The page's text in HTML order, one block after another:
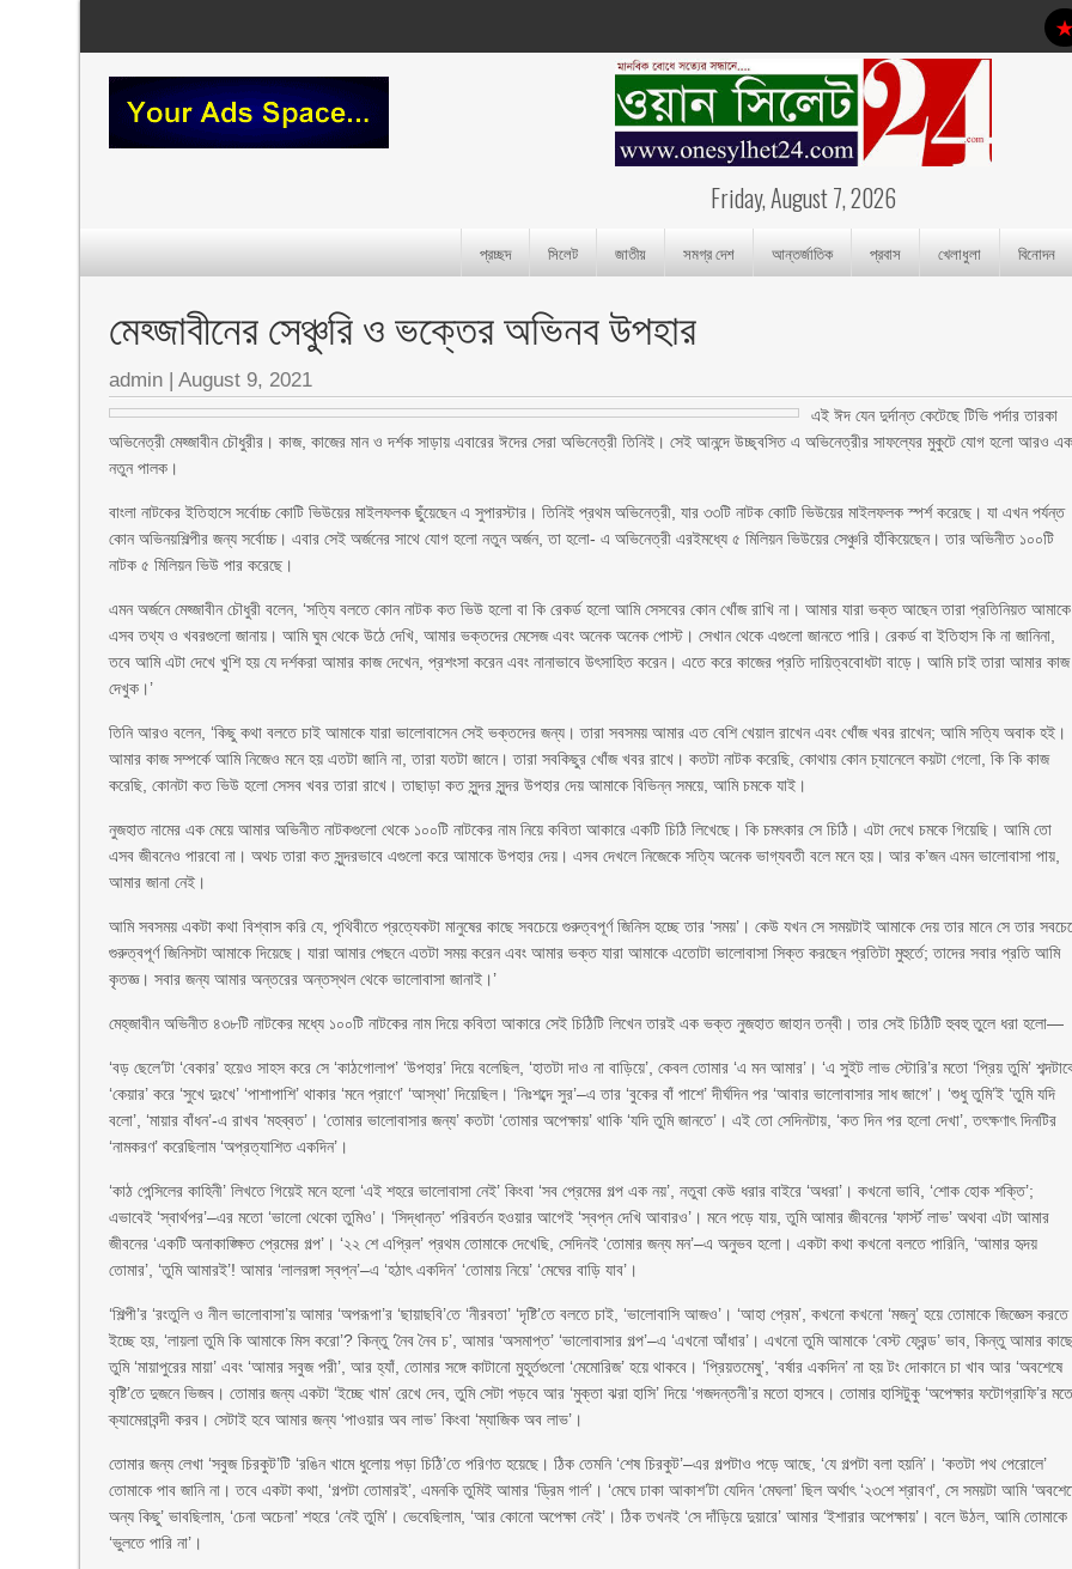
Friday, August 7, 2026
প্রচ্ছদ সিলেট জাতীয় সমগ্র দেশ আন্তর্জাতিক প্রবাস খেলাধুলা বিনোদন
মেহ্জাবীনের সেঞ্চুরি ও ভক্তের অভিনব উপহার
admin |August 9, 2021
এই ঈদ যেন দুর্দান্ত কেটেছে টিভি পর্দার তারকা
অভিনেত্রী মেহ্জাবীন চৌধুরীর। কাজ, কাজের মান ও দর্শক সাড়ায় এবারের ঈদের সেরা অভিনেত্রী তিনিই। সেই আনন্দে উচ্ছ্বসিত এ অভিনেত্রীর সাফল্যের মুকুটে যোগ হলো আরও
নতুন পালক।
বাংলা নাটকের ইতিহাসে সর্বোচ্চ কোটি ভিউয়ের মাইলফলক ছুঁয়েছেন এ সুপারস্টার। তিনিই প্রথম অভিনেত্রী, যার ৩৩টি নাটক কোটি ভিউয়ের মাইলফলক স্পর্শ করেছে। যা এখন পর্যন্ত
কোন অভিনয়শিল্পীর জন্য সর্বোচ্চ। এবার সেই অর্জনের সাথে যোগ হলো নতুন অর্জন, তা হলো- এ অভিনেত্রী এরইমধ্যে ৫ মিলিয়ন ভিউয়ের সেঞ্চুরি হাঁকিয়েছেন। তার অভিনীত ১০০টি
নাটক ৫ মিলিয়ন ভিউ পার করেছে।
এমন অর্জনে মেহ্জাবীন চৌধুরী বলেন, ‘সত্যি বলতে কোন নাটক কত ভিউ হলো বা কি রেকর্ড হলো আমি সেসবের কোন খোঁজ রাখি না। আমার যারা ভক্ত আছেন তারা প্রতিনিয়ত আমাকে
এসব তথ্য ও খবরগুলো জানায়। আমি ঘুম থেকে উঠে দেখি, আমার ভক্তদের মেসেজ এবং অনেক অনেক পোস্ট। সেখান থেকে এগুলো জানতে পারি। রেকর্ড বা ইতিহাস কি না জানিনা,
তবে আমি এটা দেখে খুশি হয় যে দর্শকরা আমার কাজ দেখেন, প্রশংসা করেন এবং নানাভাবে উৎসাহিত করেন। এতে করে কাজের প্রতি দায়িত্ববোধটা বাড়ে। আমি চাই তারা আমার কাজ
দেখুক।’
তিনি আরও বলেন, ‘কিছু কথা বলতে চাই আমাকে যারা ভালোবাসেন সেই ভক্তদের জন্য। তারা সবসময় আমার এত বেশি খেয়াল রাখেন এবং খোঁজ খবর রাখেন; আমি সত্যি অবাক হই।
আমার কাজ সম্পর্কে আমি নিজেও মনে হয় এতটা জানি না, তারা যতটা জানে। তারা সবকিছুর খোঁজ খবর রাখে। কতটা নাটক করেছি, কোথায় কোন চ্যানেলে কয়টা গেলো, কি কি কাজ
করেছি, কোনটা কত ভিউ হলো সেসব খবর তারা রাখে। তাছাড়া কত সুন্দর সুন্দর উপহার দেয় আমাকে বিভিন্ন সময়ে, আমি চমকে যাই।
নুজহাত নামের এক মেয়ে আমার অভিনীত নাটকগুলো থেকে ১০০টি নাটকের নাম নিয়ে কবিতা আকারে একটি চিঠি লিখেছে। কি চমৎকার সে চিঠি। এটা দেখে চমকে গিয়েছি। আমি তো
এসব জীবনেও পারবো না। অথচ তারা কত সুন্দরভাবে এগুলো করে আমাকে উপহার দেয়। এসব দেখলে নিজেকে সত্যি অনেক ভাগ্যবতী বলে মনে হয়। আর ক’জন এমন ভালোবাসা পায়,
আমার জানা নেই।
আমি সবসময় একটা কথা বিশ্বাস করি যে, পৃথিবীতে প্রত্যেকটা মানুষের কাছে সবচেয়ে গুরুত্বপূর্ণ জিনিস হচ্ছে তার ‘সময়’। কেউ যখন সে সময়টাই আমাকে দেয় তার মানে সে তার
গুরুত্বপূর্ণ জিনিসটা আমাকে দিয়েছে। যারা আমার পেছনে এতটা সময় করেন এবং আমার ভক্ত যারা আমাকে এতোটা ভালোবাসা সিক্ত করছেন প্রতিটা মুহুর্তে; তাদের সবার প্রতি আমি
কৃতজ্ঞ। সবার জন্য আমার অন্তরের অন্তস্থল থেকে ভালোবাসা জানাই।’
মেহ্‌জাবীন অভিনীত ৪৩৮টি নাটকের মধ্যে ১০০টি নাটকের নাম দিয়ে কবিতা আকারে সেই চিঠিটি লিখেন তারই এক ভক্ত নুজহাত জাহান তন্বী। তার সেই চিঠিটি হুবহু তুলে ধরা হলো—
‘বড় ছেলে’টা ‘বেকার’ হয়েও সাহস করে সে ‘কাঠগোলাপ’ ‘উপহার’ দিয়ে বলেছিল, ‘হাতটা দাও না বাড়িয়ে’, কেবল তোমার ‘এ মন আমার’। ‘এ সুইট লাভ স্টোরি’র মতো ‘প্রিয় তুমি’
‘কেয়ার’ করে ‘সুখে দুঃখে’ ‘পাশাপাশি’ থাকার ‘মনে প্রাণে’ ‘আস্থা’ দিয়েছিল। ‘নিঃশব্দে সুর’–এ তার ‘বুকের বাঁ পাশে’ দীর্ঘদিন পর ‘আবার ভালোবাসার সাধ জাগে’। ‘শুধু তুমি’ই ‘তুমি যদি
বলো’, ‘মায়ার বাঁধন’-এ রাখব ‘মহব্বত’। ‘তোমার ভালোবাসার জন্য’ কতটা ‘তোমার অপেক্ষায়’ থাকি ‘যদি তুমি জানতে’। এই তো সেদিনটায়, ‘কত দিন পর হলো দেখা’, তৎক্ষণাৎ দিনটির
‘নামকরণ’ করেছিলাম ‘অপ্রত্যাশিত একদিন’।
‘কাঠ পেন্সিলের কাহিনী’ লিখতে গিয়েই মনে হলো ‘এই শহরে ভালোবাসা নেই’ কিংবা ‘সব প্রেমের গল্প এক নয়’, নতুবা কেউ ধরার বাইরে ‘অধরা’। কখনো ভাবি, ‘শোক হোক শক্তি’;
এভাবেই ‘স্বার্থপর’–এর মতো ‘ভালো থেকো তুমিও’। ‘সিদ্ধান্ত’ পরিবর্তন হওয়ার আগেই ‘স্বপ্ন দেখি আবারও’। মনে পড়ে যায়, তুমি আমার জীবনের ‘ফার্স্ট লাভ’ অথবা এটা আমার
জীবনের ‘একটি অনাকাঙ্ক্ষিত প্রেমের গল্প’। ‘২২ শে এপ্রিল’ প্রথম তোমাকে দেখেছি, সেদিনই ‘তোমার জন্য মন’–এ অনুভব হলো। একটা কথা কখনো বলতে পারিনি, ‘আমার হৃদয়
তোমার’, ‘তুমি আমারই’! আমার ‘লালরঙ্গা স্বপ্ন’–এ ‘হঠাৎ একদিন’ ‘তোমায় নিয়ে’ ‘মেঘের বাড়ি যাব’।
‘শিল্পী’র ‘রংতুলি ও নীল ভালোবাসা’য় আমার ‘অপরূপা’র ‘ছায়াছবি’তে ‘নীরবতা’ ‘দৃষ্টি’তে বলতে চাই, ‘ভালোবাসি আজও’। ‘আহা প্রেম’, কখনো কখনো ‘মজনু’ হয়ে তোমাকে জিজ্ঞেস করতে
ইচ্ছে হয়, ‘লায়লা তুমি কি আমাকে মিস করো’? কিন্তু ‘নৈব নৈব চ’, আমার ‘অসমাপ্ত’ ‘ভালোবাসার গল্প’–এ ‘এখনো আঁধার’। এখনো তুমি আমাকে ‘বেস্ট ফ্রেন্ড’ ভাব, কিন্তু আমার
তুমি ‘মায়াপুরের মায়া’ এবং ‘আমার সবুজ পরী’, আর হ্যাঁ, তোমার সঙ্গে কাটানো মুহূর্তগুলো ‘মেমোরিজ’ হয়ে থাকবে। ‘প্রিয়তমেষু’, ‘বর্ষার একদিন’ না হয় টং দোকানে চা খাব আর ‘অবশেষে
বৃষ্টি’তে দুজনে ভিজব। তোমার জন্য একটা ‘ইচ্ছে খাম’ রেখে দেব, তুমি সেটা পড়বে আর ‘মুক্তা ঝরা হাসি’ দিয়ে ‘গজদন্তনী’র মতো হাসবে। তোমার হাসিটুকু ‘অপেক্ষার ফটোগ্রাফি’র
ক্যামেরাবন্দী করব। সেটাই হবে আমার জন্য ‘পাওয়ার অব লাভ’ কিংবা ‘ম্যাজিক অব লাভ’।
তোমার জন্য লেখা ‘সবুজ চিরকুট’টি ‘রঙিন খামে ধুলোয় পড়া চিঠি’তে পরিণত হয়েছে। ঠিক তেমনি ‘শেষ চিরকুট’–এর গল্পটাও পড়ে আছে, ‘যে গল্পটা বলা হয়নি’। ‘কতটা পথ পেরোলে’
তোমাকে পাব জানি না। তবে একটা কথা, ‘গল্পটা তোমারই’, এমনকি তুমিই আমার ‘ড্রিম গার্ল’। ‘মেঘে ঢাকা আকাশ’টা যেদিন ‘মেঘলা’ ছিল অর্থাৎ ‘২৩শে শ্রাবণ’, সে সময়টা আমি
অন্য কিছু’ ভাবছিলাম, ‘চেনা অচেনা’ শহরে ‘নেই তুমি’। ভেবেছিলাম, ‘আর কোনো অপেক্ষা নেই’। ঠিক তখনই ‘সে দাঁড়িয়ে দুয়ারে’ আমার ‘ইশারার অপেক্ষায়’। বলে উঠল, আমি তোমাকে
‘ভুলতে পারি না’।